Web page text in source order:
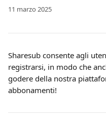
11 marzo 2025
Sharesub consente agli
registrarsi, in modo che
godere della nostra
abbonamenti!